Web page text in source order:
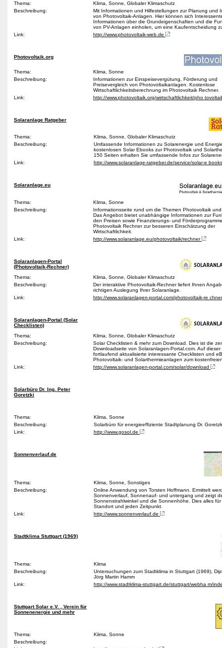
Thema:
Klima, Sonne, Globaler Klimaschutz
Beschreibung:
Mit Informationen und Hilfestellungen zur Planung und
von Photovoltaik-Anlagen. Hier können sich
Informationen über die Grundeigenschaften und die
von PV-Anlagen einholen, um eine Kaufentscheidung
Link:
http://www.photovoltaik-web.de
Photovoltaik.org
Thema:
Klima, Sonne
Beschreibung:
Informationen zur Einspeisevergütung, Förderung und
Preisevergleich von Photovoltaikanlagen. Kostenlose
Wirtschaftlichkeitsberechnung im Photovoltaik Rechner.
Link:
http://www.photovoltaik.org/wirtschaftlichkeit/pho
Solaranlage Ratgeber
Thema:
Klima, Sonne, Globaler Klimaschutz
Beschreibung:
Umfassende Informationen zu Solarenergie und
kostenlosen Solar Ebooks zur Photovoltaik und
150 Seiten erhalten Sie umfassende Infos zur
Link:
http://www.solaranlage-ratgeber.de/service/solar-e
Solaranlage.eu
Thema:
Klima, Sonne
Beschreibung:
Informationsseite rund um die Themen Photovoltaik
Das Angebot bietet unabhängige Informationen zur
den Preisen sowie Finanzierungs- und
Photovoltaik Rechner zur besseren Einschätzung der
Wirtschaftlichkeit.
Link:
http://www.solaranlage.eu/photovoltaik/rechner
Solaranlagen-Portal
(Photovoltaik-Rechner)
Thema:
Klima, Sonne, Globaler Klimaschutz
Beschreibung:
Der interaktive Photovoltaik-Rechner liefert Ihnen
richtigen Auslegung Ihrer Solaranlage.
Link:
http://www.solaranlagen-portal.com/photovoltaik-re
Solaranlagen-Portal (Solar
Checklisten)
Thema:
Klima, Sonne, Globaler Klimaschutz
Beschreibung:
Solar Checklisten & mehr zum Download. Dies ist die
Downloadseite von Solaranlagen-Portal.com. Auf
fortlaufend aktualisierte interessante Checklisten und
Photovoltaik- und Solarthermieanlagen zum
Link:
http://www.solaranlagen-portal.com/solar/download
Solarbüro Dr. Ing. Peter
Goretzki
Thema:
Klima, Sonne
Beschreibung:
Solarbüro für energieeffiziente Stadtplanung Dr.
Link:
http://www.gosol.de
Sonnenverlauf.de
Thema:
Klima, Sonne, Sonstiges
Beschreibung:
Online Anwendung von Torsten Hoffmann. Ermittelt
Sonnenverlauf, Sonnenauf- und untergang und zeigt
Sonnenstrahlwinkel und die Sonnenhöhe. Dies alles
Standort und jeden Zeitpunkt.
Link:
http://www.sonnenverlauf.de
Stadtklima Stuttgart (1969)
Thema:
Klima
Beschreibung:
Untersuchungen zum Stadtklima in Stuttgart (1969),
Jörg Martin Hamm
Link:
http://www.stadtklima-stuttgart.de/stuttgart/webha m/
Stuttgart Solar e.V. , Verein für
Sonnenenergie und mehr
Thema:
Klima, Sonne
Beschreibung: